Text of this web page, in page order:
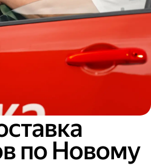
по Новому